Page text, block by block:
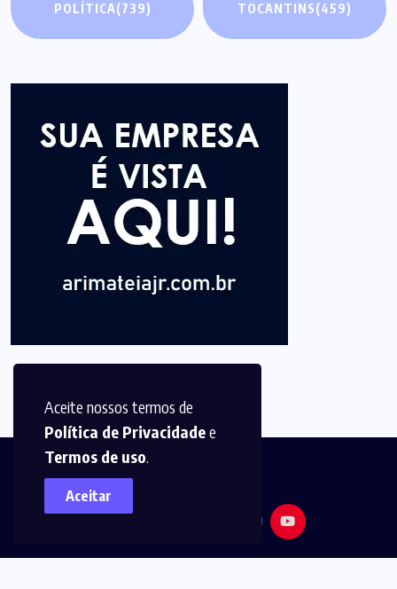
Aceite nossos termos de
Política de Privacidadee
Termos de uso.
Aceitar
POLÍTICA(739) TOCANTINS(459)